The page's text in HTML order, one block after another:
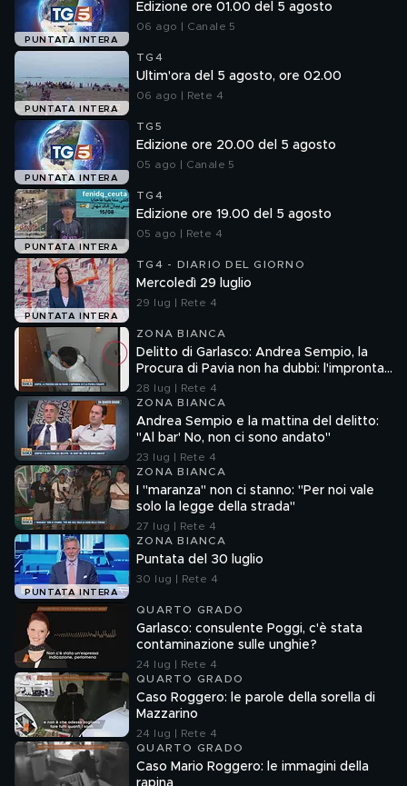
PUNTATA INTERA
Edizione ore 01.00 del 5 agosto
06 ago | Canale 5
PUNTATA INTERA
TG4
Ultim'ora del 5 agosto, ore 02.00
06 ago | Rete 4
PUNTATA INTERA
TG5
Edizione ore 20.00 del 5 agosto
05 ago | Canale 5
PUNTATA INTERA
TG4
Edizione ore 19.00 del 5 agosto
05 ago | Rete 4
PUNTATA INTERA
TG4 - DIARIO DEL GIORNO
Mercoledì 29 luglio
29 lug | Rete 4
ZONA BIANCA
Delitto di Garlasco: Andrea Sempio, la
Procura di Pavia non ha dubbi: l'impronta
33 è la pistola fumante
28 lug | Rete 4
ZONA BIANCA
Andrea Sempio e la mattina del delitto:
"Al bar' No, non ci sono andato"
23 lug | Rete 4
ZONA BIANCA
I "maranza" non ci stanno: "Per noi vale
solo la legge della strada"
27 lug | Rete 4
PUNTATA INTERA
ZONA BIANCA
Puntata del 30 luglio
30 lug | Rete 4
QUARTO GRADO
Garlasco: consulente Poggi, c'è stata
contaminazione sulle unghie?
24 lug | Rete 4
QUARTO GRADO
Caso Roggero: le parole della sorella di
Mazzarino
24 lug | Rete 4
QUARTO GRADO
Caso Mario Roggero: le immagini della
rapina